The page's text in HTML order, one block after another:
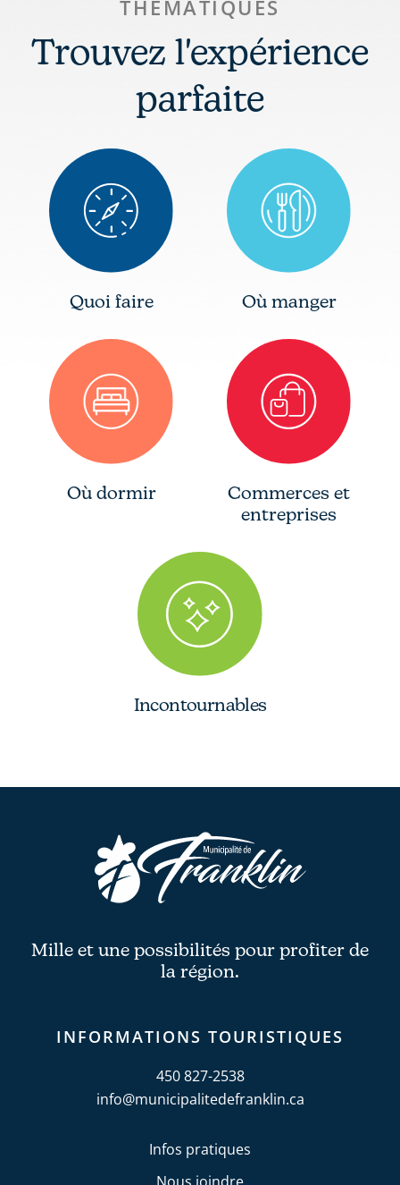
THÉMATIQUES
Trouvez l'expérience
parfaite
Quoi faire Où manger
Où dormir
Commerces et
entreprises
Incontournables
Mille et une possibilités pour profiter de
la région.
INFORMATIONS TOURISTIQUES
450 827-2538
info@municipalitedefranklin.ca
Infos pratiques